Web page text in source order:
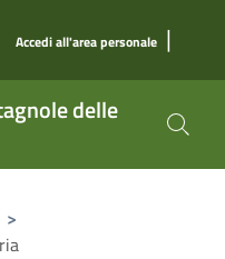
Accedi all'area personale |
delle
>